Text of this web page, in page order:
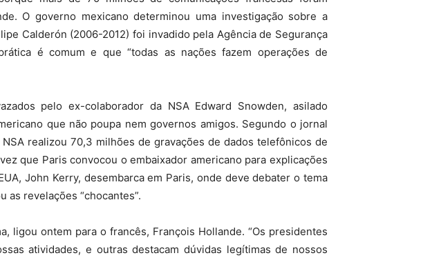
O governo mexicano determinou uma investigação sobre a
Calderón (2006-2012) foi invadido pela Agência de Segurança
é comum e que “todas as nações fazem operações de
pelo ex-colaborador da NSA Edward Snowden, asilado
que não poupa nem governos amigos. Segundo o jornal
realizou 70,3 milhões de gravações de dados telefônicos de
que Paris convocou o embaixador americano para explicações
John Kerry, desembarca em Paris, onde deve debater o tema
as revelações “chocantes”.
ligou ontem para o francês, François Hollande. “Os presidentes
atividades, e outras destacam dúvidas legítimas de nossos